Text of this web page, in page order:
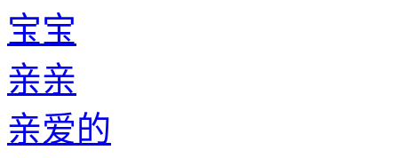
宝宝
亲亲
亲爱的